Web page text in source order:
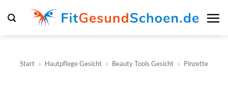
Inhalt
springen
Start » Hautpflege Gesicht » Beauty Tools Gesicht » Pinzette